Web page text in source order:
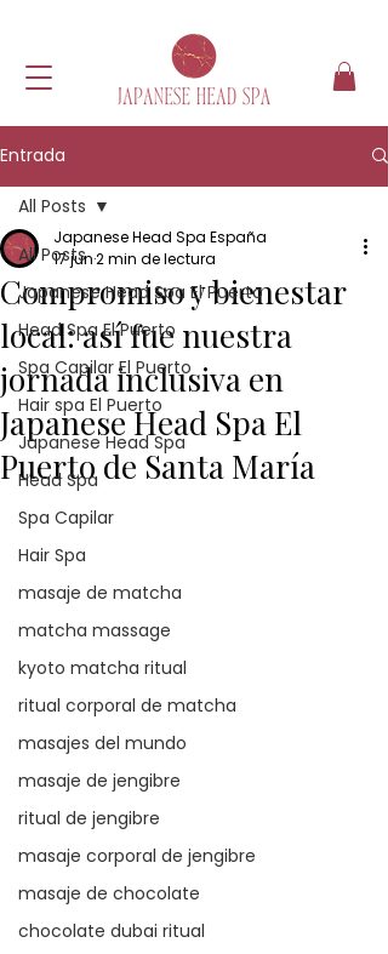
Entrada
All Posts
Japanese Head Spa El Puerto
Head Spa El Puerto
Spa Capilar El Puerto
Hair spa El Puerto
Japanese Head Spa
Head Spa
Spa Capilar
Hair Spa
masaje de matcha
matcha massage
kyoto matcha ritual
ritual corporal de matcha
masajes del mundo
masaje de jengibre
ritual de jengibre
masaje corporal de jengibre
masaje de chocolate
chocolate dubai ritual
All Posts
Compromiso y bienestar
local: así fue nuestra
jornada inclusiva en
Japanese Head Spa El
Puerto de Santa María
Japanese Head Spa España
17 jun2 min de lectura